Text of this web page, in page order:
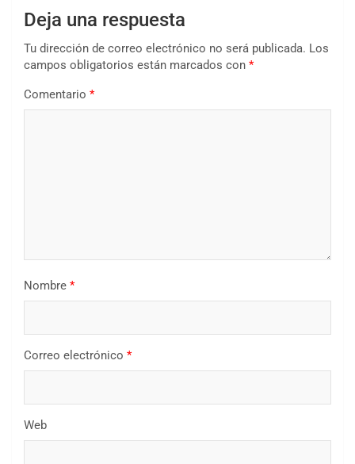
Deja una respuesta
Tu dirección de correo electrónico no será publicada. Los
campos obligatorios están marcados con *
Comentario *
Nombre *
Correo electrónico *
Web